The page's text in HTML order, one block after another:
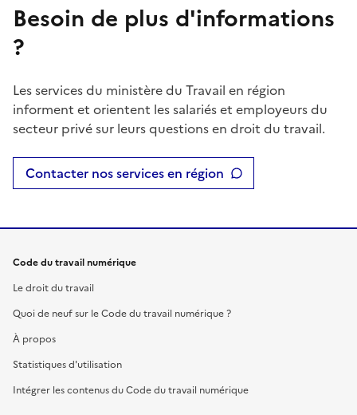
Besoin de plus d'informations
?
Les services du ministère du Travail en région
informent et orientent les salariés et employeurs du
secteur privé sur leurs questions en droit du travail.
Contacter nos services en région
Code du travail numérique
Le droit du travail
Quoi de neuf sur le Code du travail numérique ?
À propos
Statistiques d'utilisation
Intégrer les contenus du Code du travail numérique